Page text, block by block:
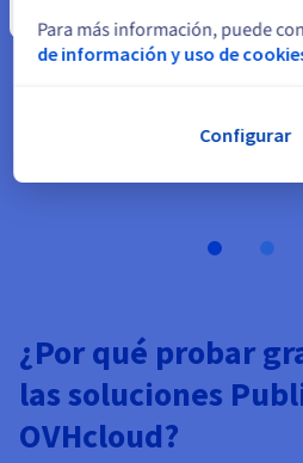
mejores resultados que con
pagando tan solo una parte del
¿Por qué probar
las soluciones
OVHcloud?
Para más información, puede
de información y uso de
Configurar